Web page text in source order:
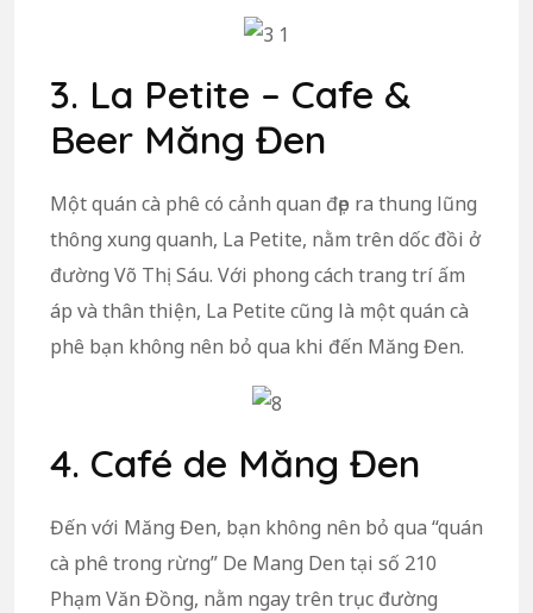
3. La Petite – Cafe &
Beer Măng Đen
Một quán cà phê có cảnh quan đẹp ra thung lũng
thông xung quanh, La Petite, nằm trên dốc đồi ở
đường Võ Thị Sáu. Với phong cách trang trí ấm
áp và thân thiện, La Petite cũng là một quán cà
phê bạn không nên bỏ qua khi đến Măng Đen.
4. Café de Măng Đen
Đến với Măng Đen, bạn không nên bỏ qua “quán
cà phê trong rừng” De Mang Den tại số 210
Phạm Văn Đồng, nằm ngay trên trục đường